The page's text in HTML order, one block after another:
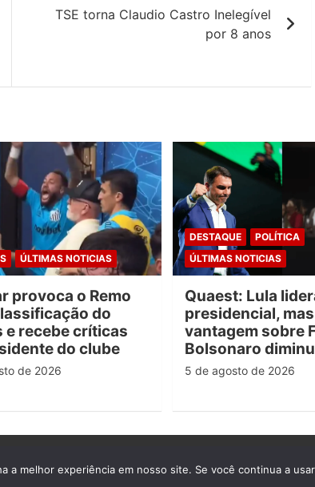
TSE torna Claudio Castro Inelegível
por 8 anos
ÚLTIMAS NOTICIAS
provoca o Remo
do
e recebe críticas
do clube
de 2026
DESTAQUE
POLÍTICA
ÚLTIMAS NOTICIAS
Quaest: Lula
presidencial,
vantagem sobre
Bolsonaro
5 de agosto de 2026
a melhor experiência em nosso site. Se você continua a